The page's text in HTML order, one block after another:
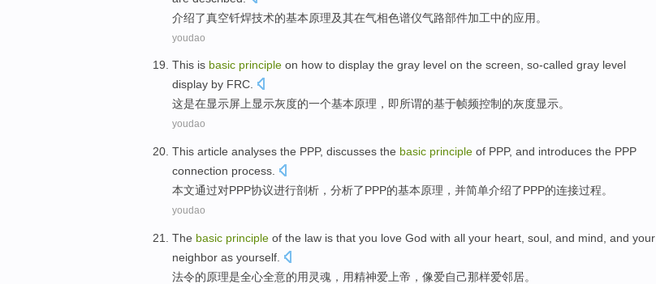
介绍了真空钎焊技术的基本原理及其在气相色谱仪气路部件加工中的应用。
youdao
This is basic principle on how to display the gray level on the screen, so-called gray level
display by FRC.
这是在显示屏上显示灰度的一个基本原理 ， 即所谓的基于帧频控制的灰度显示。
youdao
This article analyses the PPP, discusses the basic principle of PPP, and introduces the PPP
connection process
本文通过对PPP协议进行剖析 ， 分析了PPP的基本原理 ， 并简单介绍了PPP的连接过程。
youdao
The basic principle of the law is that you love God with all your heart soul , and mind , and your
neighbor as yourself
法令的原理是全心全意的用 灵魂 ， 用精神爱 上帝 ，像爱自己那样爱邻居。